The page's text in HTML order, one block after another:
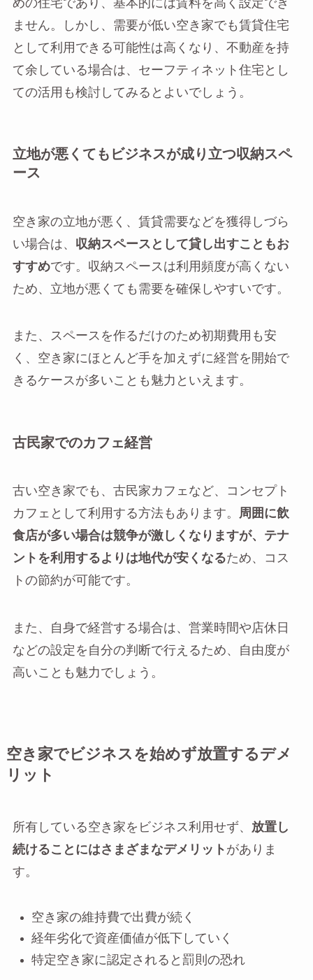
めの住宅であり、基本的には賃料を高く設定でき
ません。しかし、需要が低い空き家でも賃貸住宅
として利用できる可能性は高くなり、不動産を持
て余している場合は、セーフティネット住宅とし
ての活用も検討してみるとよいでしょう。
立地が悪くてもビジネスが成り立つ収納スペ
ース
空き家の立地が悪く、賃貸需要などを獲得しづら
い場合は、 収納スペースとして貸し出すこともお
すすめです。収納スペースは利用頻度が高くない
ため、立地が悪くても需要を確保しやすいです。
また、スペースを作るだけのため初期費用も安
く、空き家にほとんど手を加えずに経営を開始で
きるケースが多いことも魅力といえます。
古民家でのカフェ経営
古い空き家でも、古民家カフェなど、コンセプト
カフェとして利用する方法もあります。
周囲に飲
食店が多い場合は競争が激しくなりますが、テナ
ントを利用するよりは地代が安くなるため、コス
トの節約が可能です。
また、自身で経営する場合は、営業時間や店休日
などの設定を自分の判断で行えるため、自由度が
高いことも魅力でしょう。
空き家でビジネスを始めず放置するデメ
リット
所有している空き家をビジネス利用せず、 放置し
続けることにはさまざまなデメリット がありま
す。
空き家の維持費で出費が続く
経年劣化で資産価値が低下していく
特定空き家に認定されると罰則の恐れ